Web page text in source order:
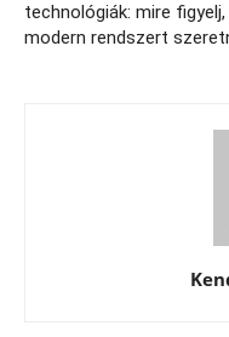
technológiák: mire figyelj,
modern rendszert